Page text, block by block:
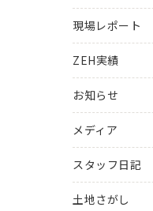
現場レポート
ZEH実績
お知らせ
メディア
スタッフ日記
土地さがし